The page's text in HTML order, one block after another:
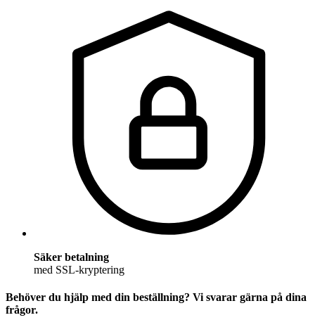
Säker betalning
med SSL-kryptering
Behöver du hjälp med din beställning? Vi svarar gärna på dina
frågor.